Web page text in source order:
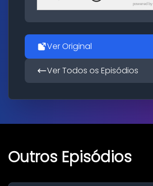
powered by
Ver Original
Ver Todos os Episódios
Outros Episódios